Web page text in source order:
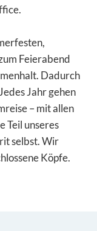
Feierabend
Dadurch
Jahr gehen
– mit allen
Teil unseres
selbst. Wir
Köpfe.